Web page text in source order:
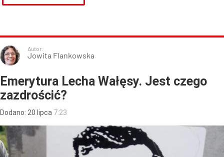
Autor:
Jowita Flankowska
Emerytura Lecha Wałęsy. Jest czego
zazdrościć?
Dodano: 20 lipca 7:23